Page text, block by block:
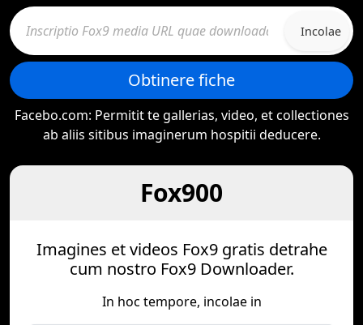
Incolae
Obtinere fiche
Facebo.com: Permitit te gallerias, video, et collectiones
ab aliis sitibus imaginerum hospitii deducere.
Fox900
Imagines et videos Fox9 gratis detrahe
cum nostro Fox9 Downloader.
In hoc tempore, incolae in